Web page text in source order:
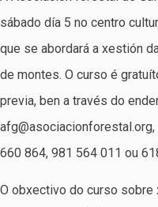
sábado día 5 no centro
que se abordará a xestión
de montes. O curso é
previa, ben a través do
660 864, 981 564 011 ou
O obxectivo do curso